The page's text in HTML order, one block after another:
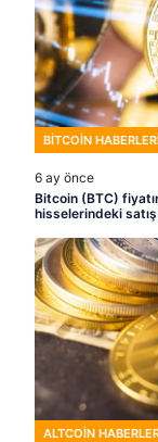
BITCOIN
6 ay önce
Bitcoin (BTC)
hisselerindeki
ALTCOIN